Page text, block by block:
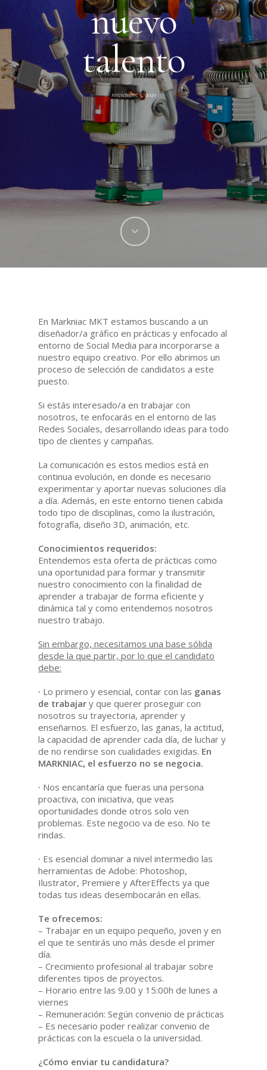
nuevo
talento
noviembre 5, 2020
En Markniac MKT estamos buscando a un
diseñador/a gráfico en prácticas y enfocado al
entorno de Social Media para incorporarse a
nuestro equipo creativo. Por ello abrimos un
proceso de selección de candidatos a este
puesto.
Si estás interesado/a en trabajar con
nosotros, te enfocarás en el entorno de las
Redes Sociales, desarrollando ideas para todo
tipo de clientes y campañas.
La comunicación es estos medios está en
continua evolución, en donde es necesario
experimentar y aportar nuevas soluciones día
a día. Además, en este entorno tienen cabida
todo tipo de disciplinas, como la ilustración,
fotografía, diseño 3D, animación, etc.
Conocimientos requeridos:
Entendemos esta oferta de prácticas como
una oportunidad para formar y transmitir
nuestro conocimiento con la finalidad de
aprender a trabajar de forma eficiente y
dinámica tal y como entendemos nosotros
nuestro trabajo.
Sin embargo, necesitamos una base sólida
desde la que partir, por lo que el candidato
debe:
· Lo primero y esencial, contar con las ganas
de trabajar y que querer proseguir con
nosotros su trayectoria, aprender y
enseñarnos. El esfuerzo, las ganas, la actitud,
la capacidad de aprender cada día, de luchar y
de no rendirse son cualidades exigidas. En
MARKNIAC, el esfuerzo no se negocia.
· Nos encantaría que fueras una persona
proactiva, con iniciativa, que veas
oportunidades donde otros solo ven
problemas. Este negocio va de eso. No te
rindas.
· Es esencial dominar a nivel intermedio las
herramientas de Adobe: Photoshop,
Ilustrator, Premiere y AfterEffects ya que
todas tus ideas desembocarán en ellas.
Te ofrecemos:
– Trabajar en un equipo pequeño, joven y en
el que te sentirás uno más desde el primer
día.
– Crecimiento profesional al trabajar sobre
diferentes tipos de proyectos.
– Horario entre las 9.00 y 15:00h de lunes a
viernes
– Remuneración: Según convenio de prácticas
– Es necesario poder realizar convenio de
prácticas con la escuela o la universidad.
¿Cómo enviar tu candidatura?